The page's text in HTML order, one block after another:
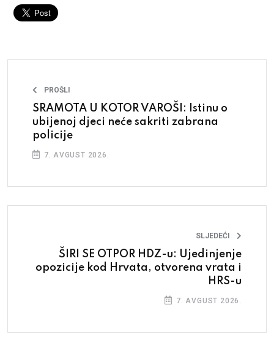
PROŠLI
SRAMOTA U KOTOR VAROŠI: Istinu o
ubijenoj djeci neće sakriti zabrana
policije
7. AVGUST 2026.
SLJEDEĆI
ŠIRI SE OTPOR HDZ-u: Ujedinjenje
opozicije kod Hrvata, otvorena vrata i
HRS-u
7. AVGUST 2026.